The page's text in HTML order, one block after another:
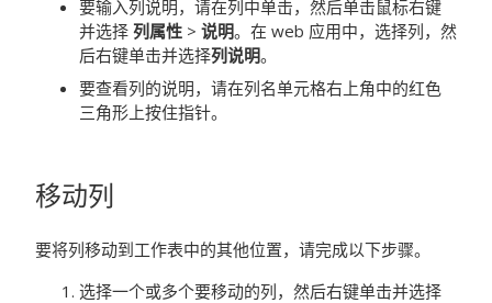
要输入列说明，请在列中单击，然后单击鼠标右键
并选择 列属性 > 说明。在 web 应用中，选择列，然
后右键单击并选择列说明。
要查看列的说明，请在列名单元格右上角中的红色
三角形上按住指针。
移动列
要将列移动到工作表中的其他位置，请完成以下步骤。
选择一个或多个要移动的列，然后右键单击并选择